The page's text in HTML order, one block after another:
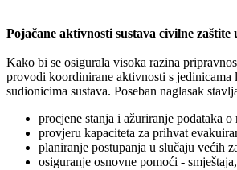
Pojačane aktivnosti sustava civilne
Kako bi se osigurala visoka razina
provodi koordinirane aktivnosti s jedinicama
sudionicima sustava. Poseban naglasak
procjene stanja i ažuriranje podataka
provjeru kapaciteta za prihvat
planiranje postupanja u slučaju većih
osiguranje osnovne pomoći -